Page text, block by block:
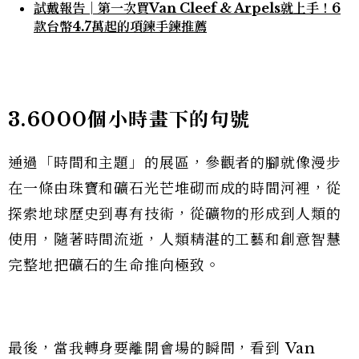
試戴報告│第一次買Van Cleef & Arpels就上手！6
款台幣4.7萬起的項鍊手鍊推薦
3.6000個小時畫下的句號
通過「時間和主題」的展區，參觀者的腳就像漫步
在一條由珠寶和礦石光芒堆砌而成的時間河裡，從
探索地球歷史到專有技術，從礦物的形成到人類的
使用，隨著時間流逝，人類精湛的工藝和創意智慧
完整地把礦石的生命推向極致。
最後，當我轉身要離開會場的瞬間，看到 Van